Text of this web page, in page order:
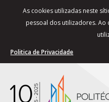
As cookies utilizadas neste
pessoal dos utilizadores. Ao
Politica de Privacidade